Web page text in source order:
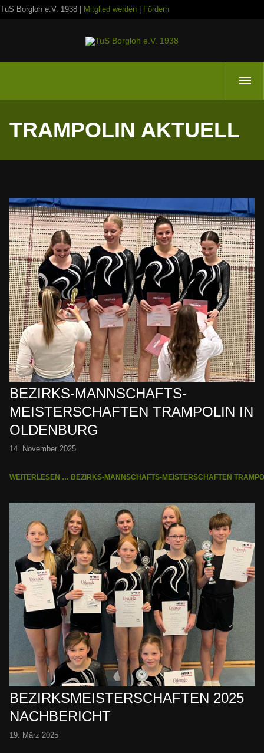
TuS Borgloh e.V. 1938 | Mitglied werden Fördern
TRAMPOLIN AKTUELL
BEZIRKS-MANNSCHAFTS-
MEISTERSCHAFTEN TRAMPOLIN IN
OLDENBURG
14. November 2025
WEITERLESEN … BEZIRKS-MANNSCHAFTS-MEISTERSCHAFTEN
BEZIRKSMEISTERSCHAFTEN 2025
NACHBERICHT
19. März 2025